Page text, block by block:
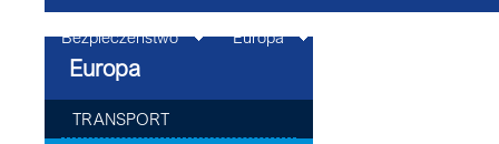
Bezpieczeństwo Europa
Europa
TRANSPORT